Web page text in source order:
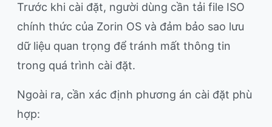
Trước khi cài đặt, người dùng cần tải file ISO
chính thức của Zorin OS và đảm bảo sao lưu
dữ liệu quan trọng để tránh mất thông tin
trong quá trình cài đặt.
Ngoài ra, cần xác định phương án cài đặt phù
hợp: